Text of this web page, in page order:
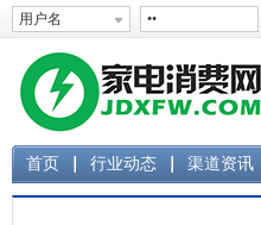
首页 行业动态 渠道资讯